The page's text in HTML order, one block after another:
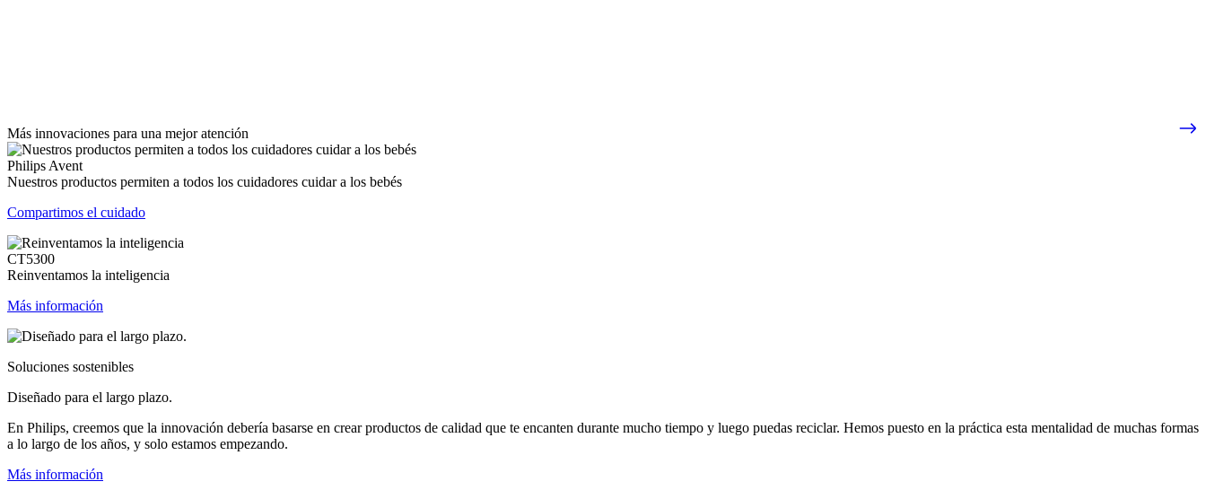
Más innovaciones para una mejor atención
Philips Avent
Nuestros productos permiten a todos los cuidadores cuidar a los bebés
Compartimos el cuidado
CT5300
Reinventamos la inteligencia
Más información
Soluciones sostenibles
Diseñado para el largo plazo.
En Philips, creemos que la innovación debería basarse en crear productos de calidad que te encanten durante mucho tiempo y luego puedas reciclar. Hemos puesto en la práctica esta mentalidad de muchas formas
a lo largo de los años, y solo estamos empezando.
Más información